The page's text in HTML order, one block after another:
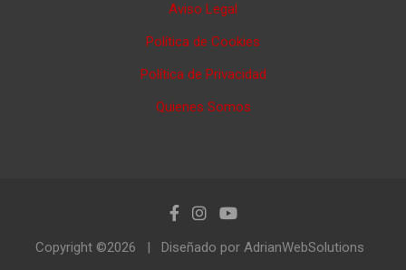
Aviso Legal
Política de Cookies
Política de Privacidad
Quienes Somos
Copyright ©2026 Diseñado por AdrianWebSolutions